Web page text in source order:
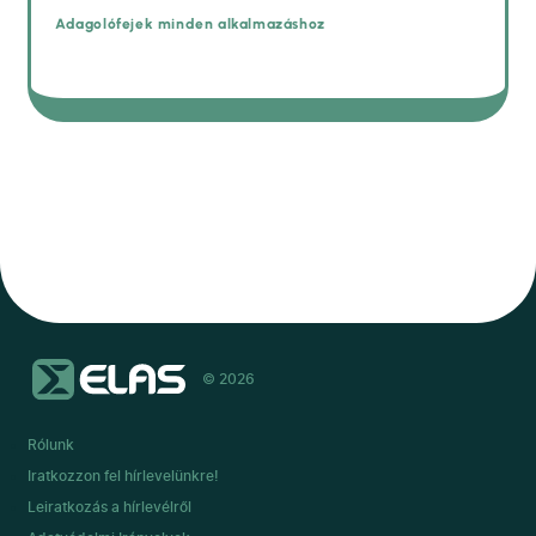
Adagolófejek minden alkalmazáshoz
© 2026
Rólunk
Iratkozzon fel hírlevelünkre!
Leiratkozás a hírlevélről